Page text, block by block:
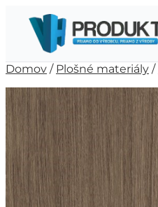
Domov / Plošné materiály /